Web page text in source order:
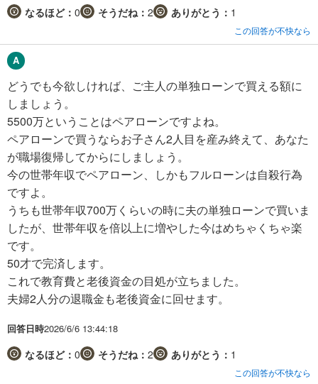
なるほど： 0 そうだね： 2 ありがとう： 1
この回答が不快なら
どうでも今欲しければ、ご主人の単独ローンで買える額に
しましょう。
5500万ということはペアローンですよね。
ペアローンで買うならお子さん2人目を産み終えて、あなた
が職場復帰してからにしましょう。
今の世帯年収でペアローン、しかもフルローンは自殺行為
ですよ。
うちも世帯年収700万くらいの時に夫の単独ローンで買いま
したが、世帯年収を倍以上に増やした今はめちゃくちゃ楽
です。
50才で完済します。
これで教育費と老後資金の目処が立ちました。
夫婦2人分の退職金も老後資金に回せます。
回答日時2026/6/6 13:44:18
なるほど： 0 そうだね： 2 ありがとう： 1
この回答が不快なら